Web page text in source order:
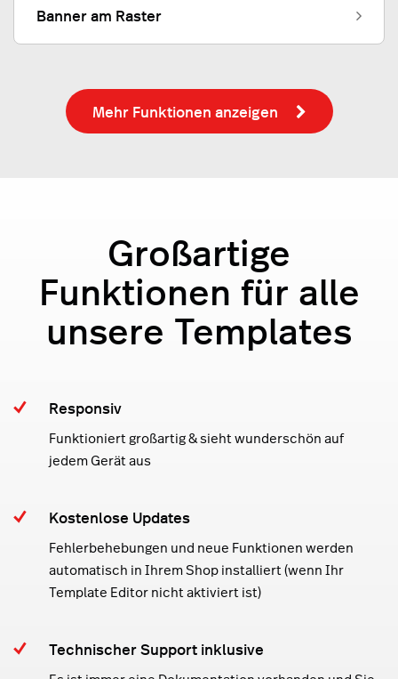
Banner am Raster
Mehr Funktionen anzeigen
Großartige
Funktionen für alle
unsere Templates
Responsiv
Funktioniert großartig & sieht wunderschön auf
jedem Gerät aus
Kostenlose Updates
Fehlerbehebungen und neue Funktionen werden
automatisch in Ihrem Shop installiert (wenn Ihr
Template Editor nicht aktiviert ist)
Technischer Support inklusive